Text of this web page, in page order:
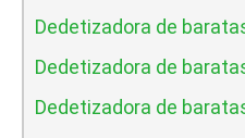
Dedetizadora de
Dedetizadora de
Dedetizadora de